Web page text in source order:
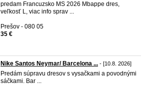
predam Francuzsko MS 2026 Mbappe dres,
veľkosť L, viac info sprav ...
Prešov - 080 05
35 €
Nike Santos Neymar/ Barcelona ... - [10.8. 2026]
Predám súpravu dresov s vysačkami a povodnými
sáčkami. Bar ...